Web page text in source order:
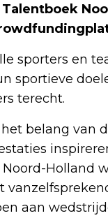
sporters en
sportieve
terecht.
belang van
Holland
aan